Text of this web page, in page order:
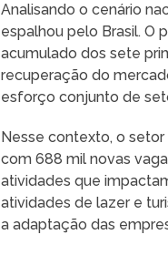
Analisando o cenário
espalhou pelo Brasil. O
acumulado dos sete
recuperação do
esforço conjunto de
Nesse contexto, o
com 688 mil novas
atividades que
atividades de lazer e
a adaptação das